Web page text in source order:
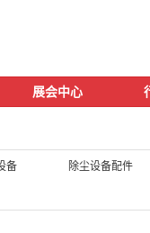
展会中心
备 除尘设备配件